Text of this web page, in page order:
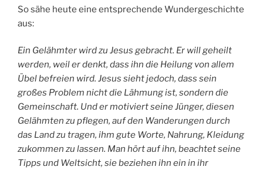
So sähe heute eine entsprechende Wundergeschichte
aus:
Ein Gelähmter wird zu Jesus gebracht. Er will geheilt
werden, weil er denkt, dass ihn die Heilung von allem
Übel befreien wird. Jesus sieht jedoch, dass sein
großes Problem nicht die Lähmung ist, sondern die
Gemeinschaft. Und er motiviert seine Jünger, diesen
Gelähmten zu pflegen, auf den Wanderungen durch
das Land zu tragen, ihm gute Worte, Nahrung, Kleidung
zukommen zu lassen. Man hört auf ihn, beachtet seine
Tipps und Weltsicht, sie beziehen ihn ein in ihr